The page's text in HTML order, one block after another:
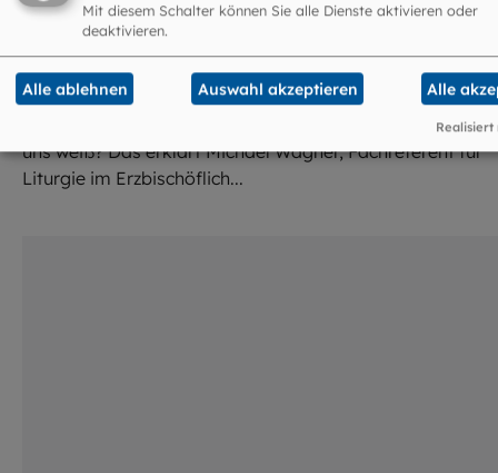
Was ein gutes Gebet ausmacht? Es ist
voller Leben!
Warum beten wir eigentlich, wo Gott doch ohnehin alles
uns weiß? Das erklärt Michael Wagner, Fachreferent für
Liturgie im Erzbischöflich...
Mit diesem Schalter können Sie alle Dienste aktivieren oder
deaktivieren.
Alle ablehnen Auswahl akzeptieren Alle
Realisiert